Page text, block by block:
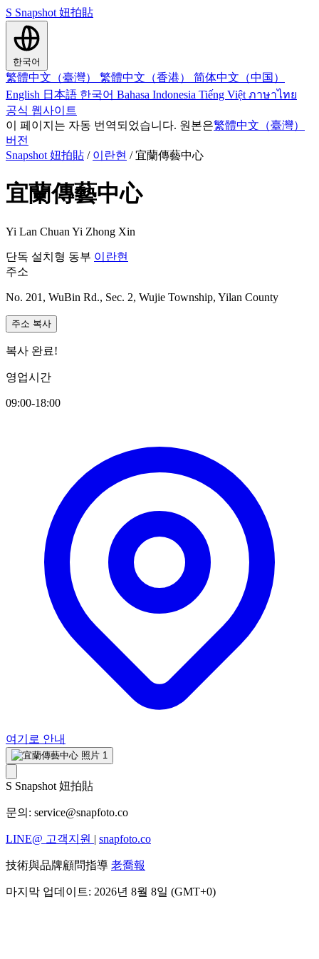
S Snapshot 妞拍貼
한국어
繁體中文（臺灣） 繁體中文（香港） 简体中文（中国）
English 日本語 한국어 Bahasa Indonesia Tiếng Việt ภาษาไทย
공식 웹사이트
이 페이지는 자동 번역되었습니다. 원본은繁體中文（臺灣）
버전
Snapshot 妞拍貼 / 이란현 / 宜蘭傳藝中心
宜蘭傳藝中心
Yi Lan Chuan Yi Zhong Xin
단독 설치형 동부 이란현
주소
No. 201, WuBin Rd., Sec. 2, Wujie Township, Yilan County
주소 복사
복사 완료!
영업시간
09:00-18:00
여기로 안내
S Snapshot 妞拍貼
문의: service@snapfoto.co
LINE@ 고객지원 | snapfoto.co
技術與品牌顧問指導 老喬報
마지막 업데이트: 2026년 8월 8일 (GMT+0)